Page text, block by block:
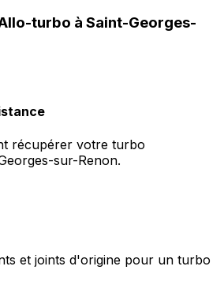
turbo à Saint-Georges-
récupérer votre turbo
sur-Renon.
et joints d'origine pour un turbo